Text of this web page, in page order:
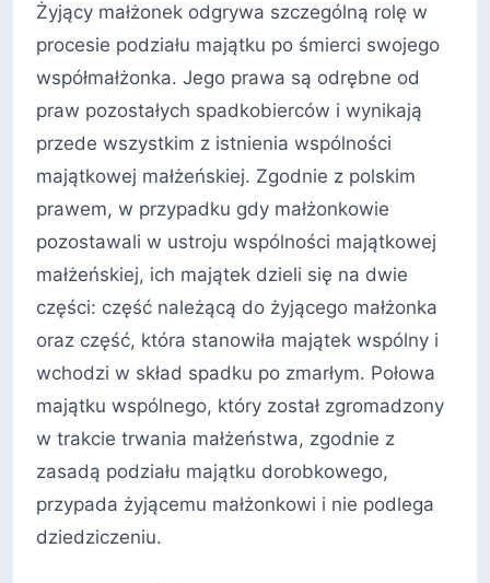
Żyjący małżonek odgrywa szczególną rolę w
procesie podziału majątku po śmierci swojego
współmałżonka. Jego prawa są odrębne od
praw pozostałych spadkobierców i wynikają
przede wszystkim z istnienia wspólności
majątkowej małżeńskiej. Zgodnie z polskim
prawem, w przypadku gdy małżonkowie
pozostawali w ustroju wspólności majątkowej
małżeńskiej, ich majątek dzieli się na dwie
części: część należącą do żyjącego małżonka
oraz część, która stanowiła majątek wspólny i
wchodzi w skład spadku po zmarłym. Połowa
majątku wspólnego, który został zgromadzony
w trakcie trwania małżeństwa, zgodnie z
zasadą podziału majątku dorobkowego,
przypada żyjącemu małżonkowi i nie podlega
dziedziczeniu.